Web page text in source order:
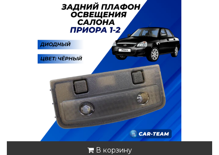
В корзину